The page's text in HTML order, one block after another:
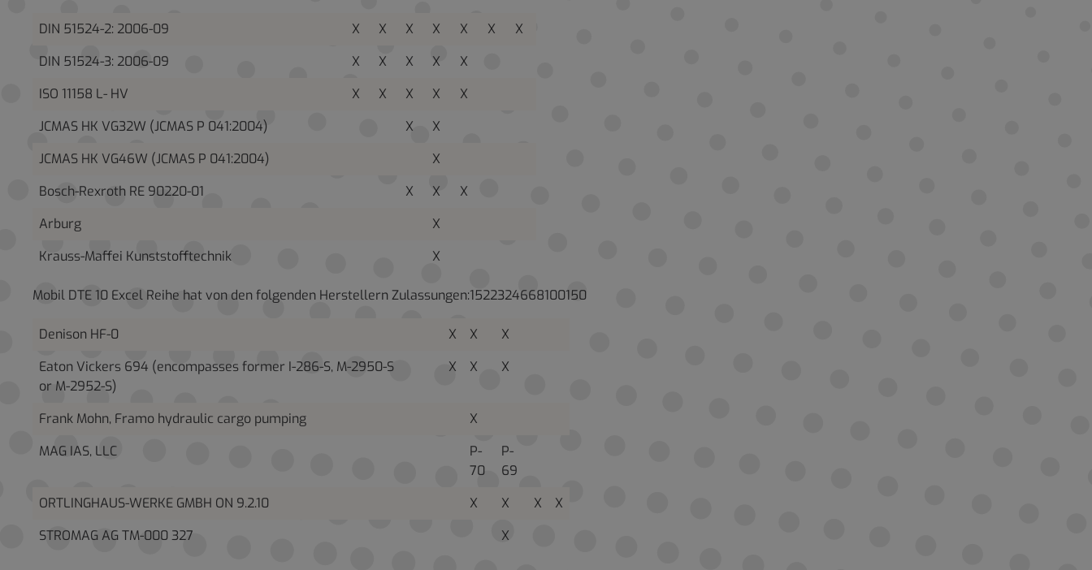
DIN 51524-2: 2006-09 X X X X X X
X
DIN 51524-3: 2006-09
X X X X
X
ISO 11158 L- HV
X X X X
X
JCMAS HK VG32W (JCMAS P 041:2004)
X
X
JCMAS HK VG46W (JCMAS P 041:2004)
X
Bosch-Rexroth RE 90220-01
X X
X
Arburg
X
Krauss-Maffei Kunststofftechnik
X
Mobil DTE 10 Excel Reihe hat von den folgenden Herstellern Zulassungen:1522324668100150
Denison HF-0 X X
X
Eaton Vickers 694 (encompasses former I-286-S, M-2950-S
or M-2952-S)
X X X
Frank Mohn, Framo hydraulic cargo pumping
X
MAG IAS, LLC
P-
70
P-
69
ORTLINGHAUS-WERKE GMBH ON 9.2.10
X X X
X
STROMAG AG TM-000 327
X